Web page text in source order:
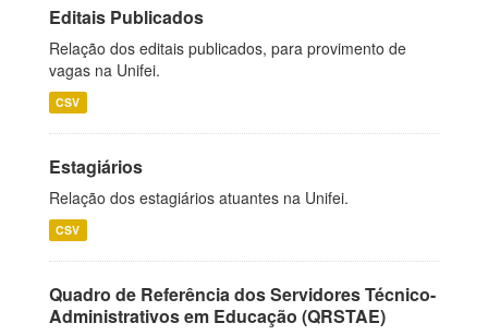
Editais Publicados
Relação dos editais publicados, para provimento de
vagas na Unifei.
CSV
Estagiários
Relação dos estagiários atuantes na Unifei.
CSV
Quadro de Referência dos Servidores Técnico-
Administrativos em Educação (QRSTAE)